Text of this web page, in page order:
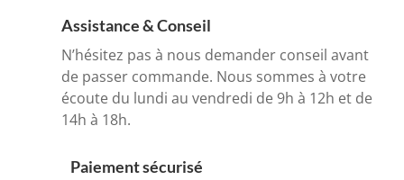
Assistance & Conseil
N’hésitez pas à nous demander conseil avant
de passer commande. Nous sommes à votre
écoute du lundi au vendredi de 9h à 12h et de
14h à 18h.
Paiement sécurisé